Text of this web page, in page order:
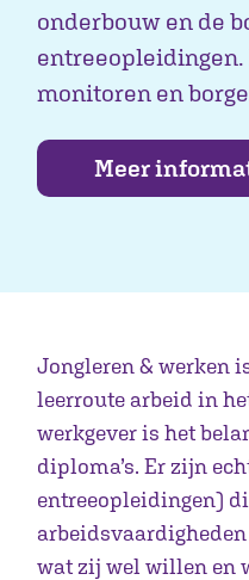
onderbouw en de
monitoren en
Meer
Jongleren & werken
leerroute arbeid in
werkgever is het
diploma’s. Er zijn
entreeopleidingen)
wat zij wel willen en